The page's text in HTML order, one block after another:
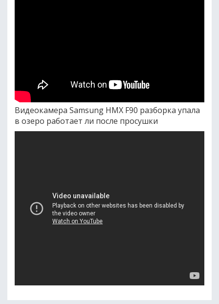
Видеокамера Samsung HMX F90 разборка упала
в озеро работает ли после просушки